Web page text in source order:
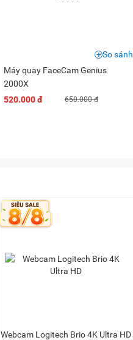
Máy quay FaceCam Genius
2000X
520.000 đ
650.000 đ
So sánh
Webcam Logitech Brio 4K Ultra HD